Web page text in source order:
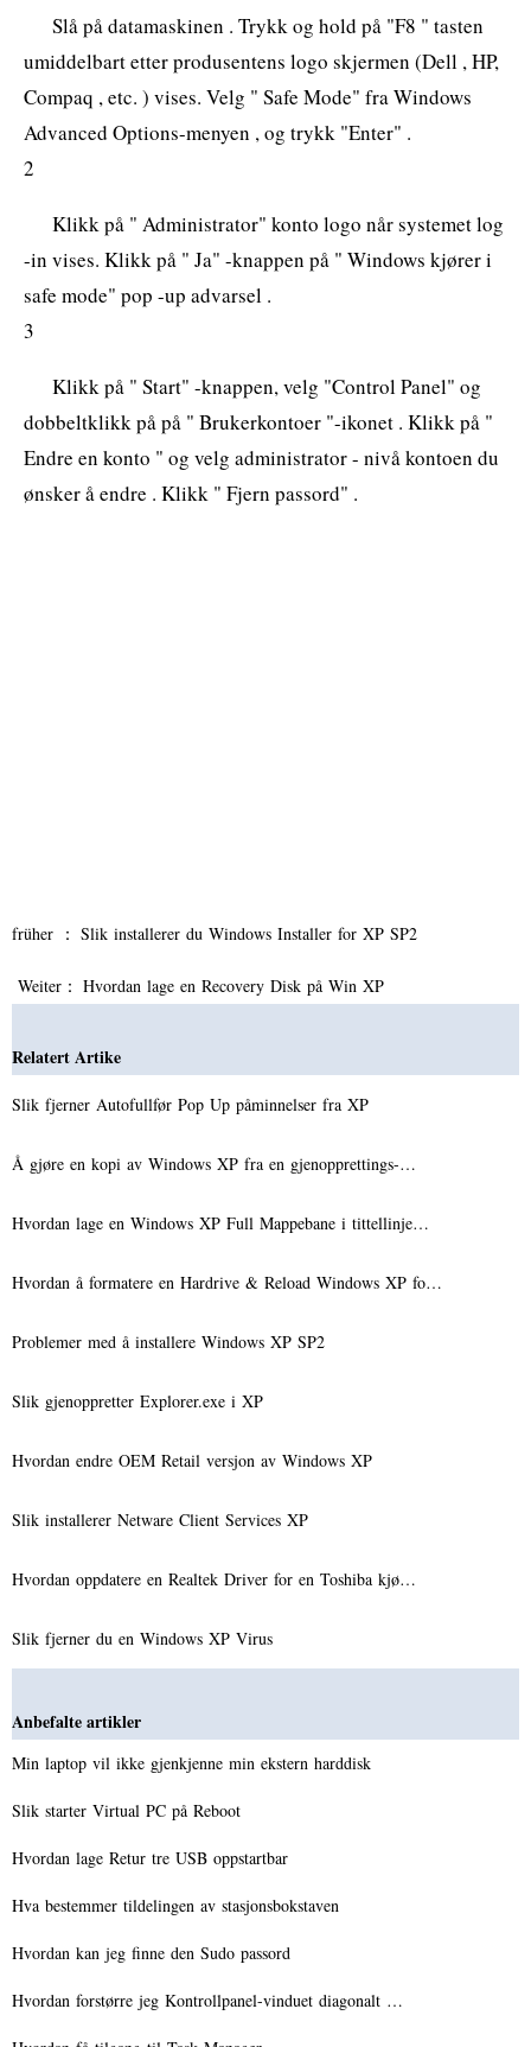
Slå på datamaskinen . Trykk og hold på "F8 " tasten
umiddelbart etter produsentens logo skjermen (Dell , HP,
Compaq , etc. ) vises. Velg " Safe Mode" fra Windows
Advanced Options-menyen , og trykk "Enter" .
2
Klikk på " Administrator" konto logo når systemet log
-in vises. Klikk på " Ja" -knappen på " Windows kjører i
safe mode" pop -up advarsel .
3
Klikk på " Start" -knappen, velg "Control Panel" og
dobbeltklikk på på " Brukerkontoer "-ikonet . Klikk på "
Endre en konto " og velg administrator - nivå kontoen du
ønsker å endre . Klikk " Fjern passord" .
früher ： Slik installerer du Windows Installer for XP SP2
Weiter： Hvordan lage en Recovery Disk på Win XP
Relatert Artike
Slik fjerner Autofullfør Pop Up påminnelser fra XP
Å gjøre en kopi av Windows XP fra en gjenopprettings-…
Hvordan lage en Windows XP Full Mappebane i tittellinje…
Hvordan å formatere en Hardrive & Reload Windows XP fo…
Problemer med å installere Windows XP SP2
Slik gjenoppretter Explorer.exe i XP
Hvordan endre OEM Retail versjon av Windows XP
Slik installerer Netware Client Services XP
Hvordan oppdatere en Realtek Driver for en Toshiba kjø…
Slik fjerner du en Windows XP Virus
Anbefalte artikler
Min laptop vil ikke gjenkjenne min ekstern harddisk
Slik starter Virtual PC på Reboot
Hvordan lage Retur tre USB oppstartbar
Hva bestemmer tildelingen av stasjonsbokstaven
Hvordan kan jeg finne den Sudo passord
Hvordan forstørre jeg Kontrollpanel-vinduet diagonalt …